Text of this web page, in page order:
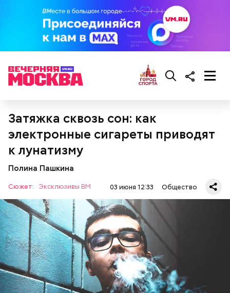
Затяжка сквозь сон: как
электронные сигареты приводят
к лунатизму
Полина Пашкина
Сюжет: Эксклюзивы ВМ 03 июня 12:33 Общество